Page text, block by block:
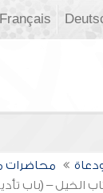
Français
محاضرات
الخيل – (باب